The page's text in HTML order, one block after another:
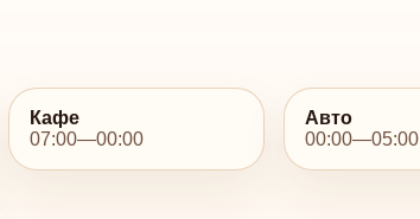
Кафе
07:00—00:00
Авто
00:00—05:00